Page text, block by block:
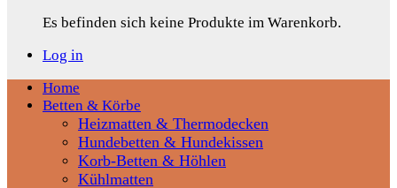
Es befinden sich keine Produkte im Warenkorb.
Log in
Home
Betten & Körbe
Heizmatten & Thermodecken
Hundebetten & Hundekissen
Korb-Betten & Höhlen
Kühlmatten